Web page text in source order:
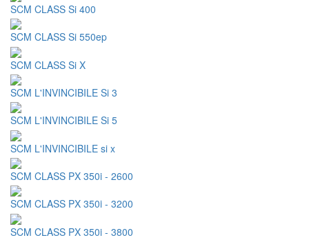
SCM CLASS Si 400
SCM CLASS Si 550ep
SCM CLASS Si X
SCM L'INVINCIBILE Si 3
SCM L'INVINCIBILE Si 5
SCM L'INVINCIBILE si x
SCM CLASS PX 350i - 2600
SCM CLASS PX 350i - 3200
SCM CLASS PX 350i - 3800